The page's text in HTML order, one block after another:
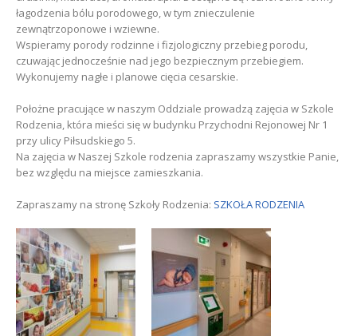
łagodzenia bólu porodowego, w tym znieczulenie
zewnątrzoponowe i wziewne.
Wspieramy porody rodzinne i fizjologiczny przebieg porodu,
czuwając jednocześnie nad jego bezpiecznym przebiegiem.
Wykonujemy nagłe i planowe cięcia cesarskie.
Położne pracujące w naszym Oddziale prowadzą zajęcia w Szkole
Rodzenia, która mieści się w budynku Przychodni Rejonowej Nr 1
przy ulicy Piłsudskiego 5.
Na zajęcia w Naszej Szkole rodzenia zapraszamy wszystkie Panie,
bez względu na miejsce zamieszkania.
Zapraszamy na stronę Szkoły Rodzenia: SZKOŁA RODZENIA